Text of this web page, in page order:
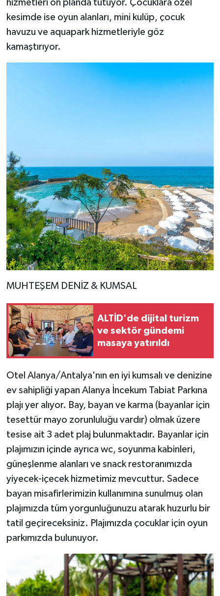
hizmetleri ön planda tutuyor. Çocuklara özel
kesimde ise oyun alanları, mini kulüp, çocuk
havuzu ve aquapark hizmetleriyle göz
kamaştırıyor.
MUHTEŞEM DENİZ & KUMSAL
ALTİD'de dijital turizm
ve sektör gündemi
masaya yatırıldı
Otel Alanya/Antalya'nın en iyi kumsalı ve denizine
ev sahipliği yapan Alanya İncekum Tabiat Parkına
plajı yer alıyor. Bay, bayan ve karma (bayanlar için
tesettür mayo zorunluluğu vardır) olmak üzere
tesise ait 3 adet plaj bulunmaktadır. Bayanlar için
plajımızın içinde ayrıca wc, soyunma kabinleri,
güneşlenme alanları ve snack restoranımızda
yiyecek-içecek hizmetimiz mevcuttur. Sadece
bayan misafirlerimizin kullanımına sunulmuş olan
plajımızda tüm yorgunluğunuzu atarak huzurlu bir
tatil geçireceksiniz. Plajımızda çocuklar için oyun
parkımızda bulunuyor.